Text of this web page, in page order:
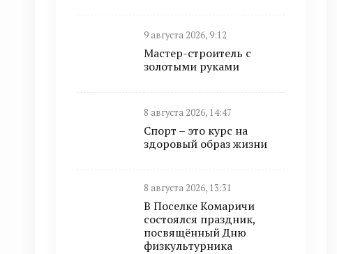
9 августа 2026, 9:12
Мастер-строитель с
золотыми руками
8 августа 2026, 14:47
Спорт – это курс на
здоровый образ жизни
8 августа 2026, 13:31
В Поселке Комаричи
состоялся праздник,
посвящённый Дню
физкультурника